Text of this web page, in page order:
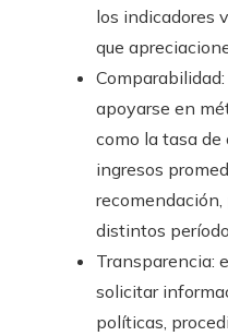
los indicadores
que
apoyarse en
como la tasa de
ingresos
distintos
Transparencia:
solicitar
políticas,